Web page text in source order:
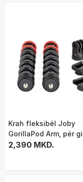
Krah fleksibël Joby
GorillaPod Arm, për
i zi gri
2,390 MKD.